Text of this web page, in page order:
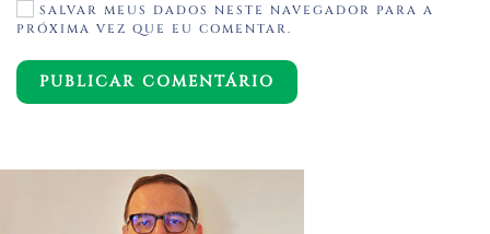
SALVAR MEUS DADOS NESTE NAVEGADOR PARA A
PRÓXIMA VEZ QUE EU COMENTAR.
PUBLICAR COMENTÁRIO